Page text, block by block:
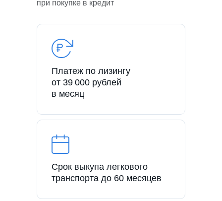
при покупке в кредит
Платеж по лизингу
от 39 000 рублей
в месяц
Срок выкупа легкового
транспорта до 60 месяцев